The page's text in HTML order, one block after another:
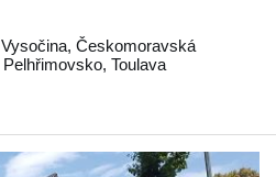
Vysočina, Českomoravská
Pelhřimovsko, Toulava